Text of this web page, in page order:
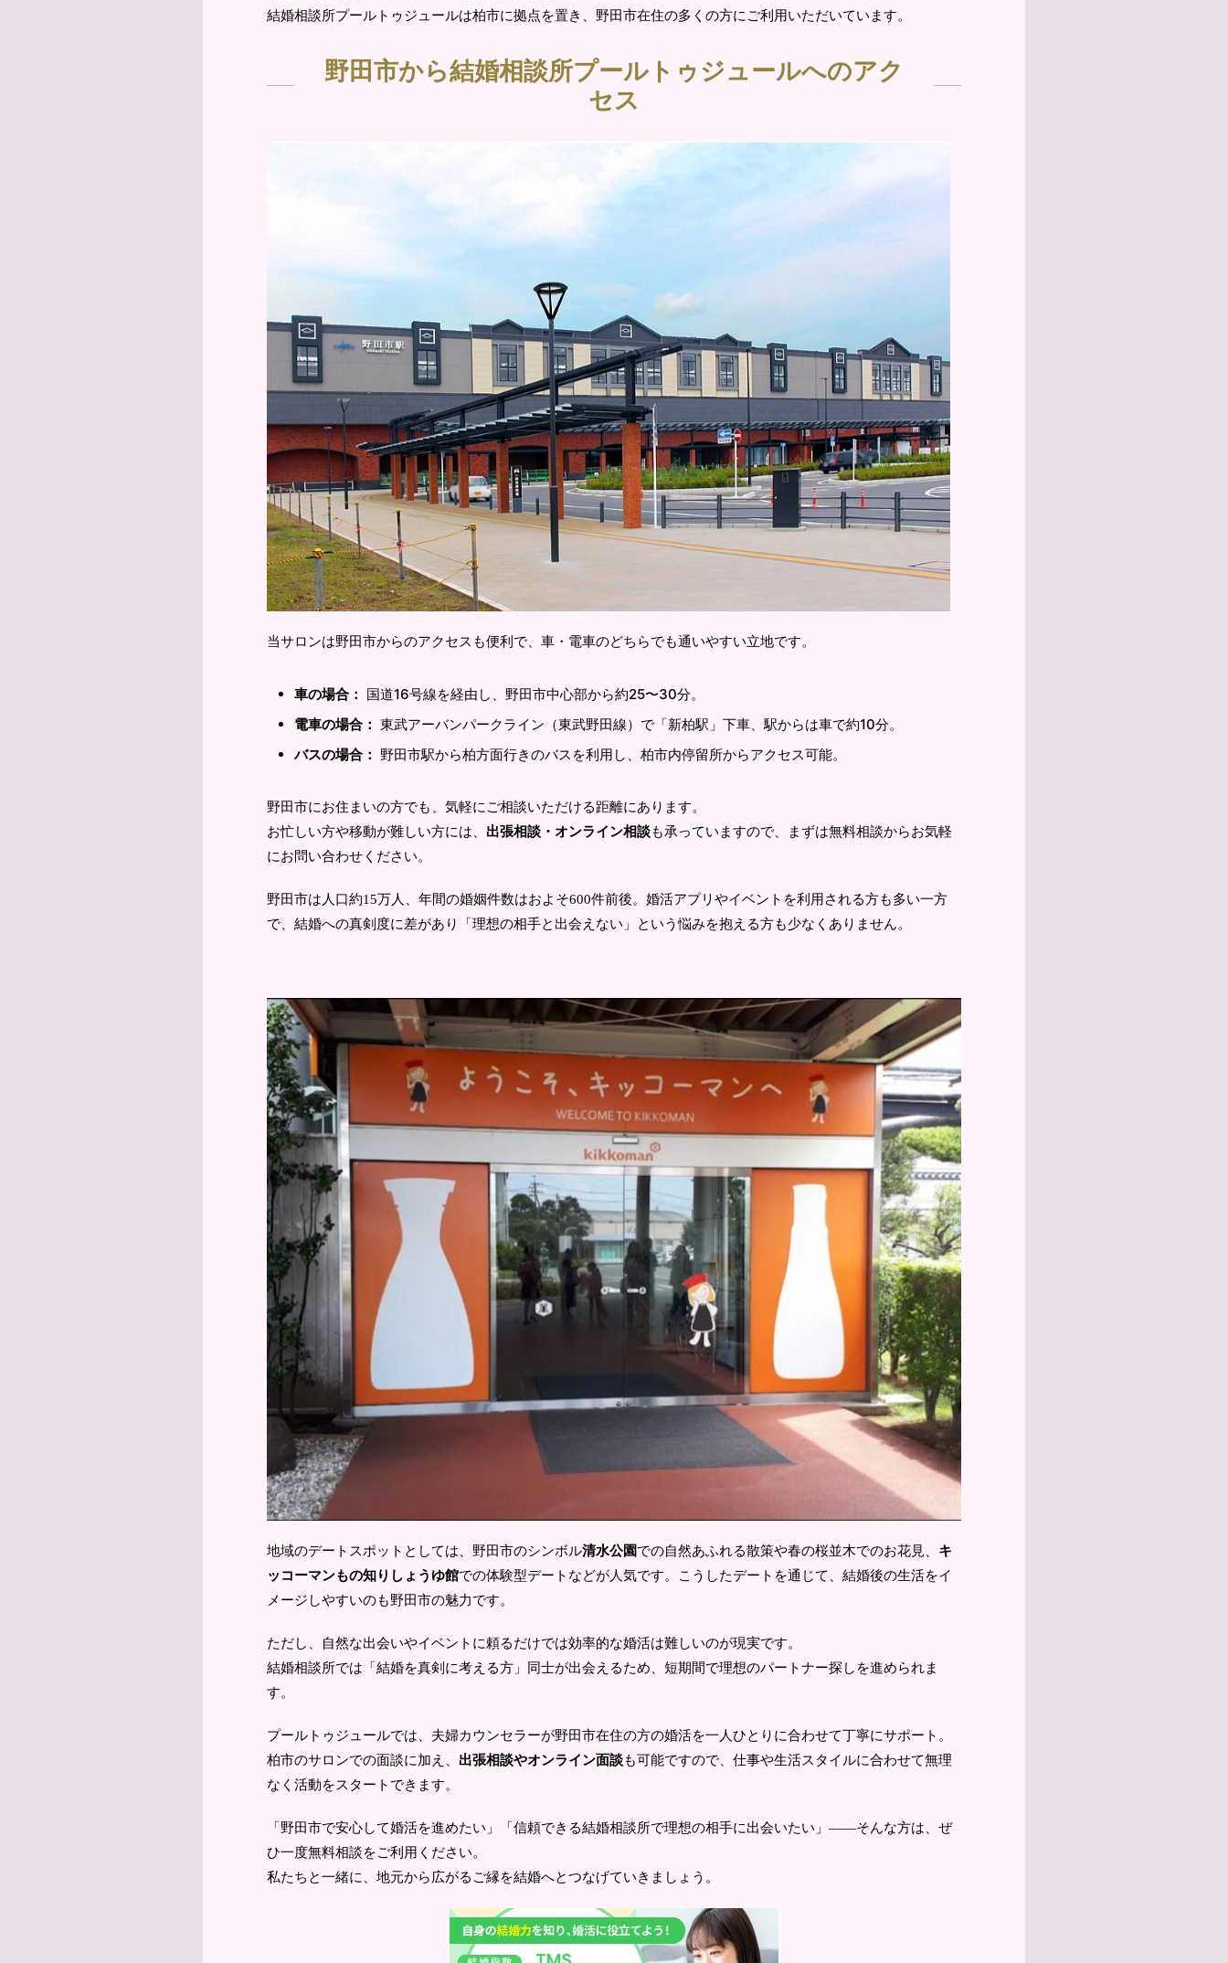
結婚相談所プールトゥジュールは柏市に拠点を置き、野田市在住の多くの方にご利用いただいています。
野田市から結婚相談所プールトゥジュールへのアク
セス
当サロンは野田市からのアクセスも便利で、車・電車のどちらでも通いやすい立地です。
車の場合： 国道16号線を経由し、野田市中心部から約25〜30分。
電車の場合： 東武アーバンパークライン（東武野田線）で「新柏駅」下車、駅からは車で約10分。
バスの場合： 野田市駅から柏方面行きのバスを利用し、柏市内停留所からアクセス可能。
野田市にお住まいの方でも、気軽にご相談いただける距離にあります。
お忙しい方や移動が難しい方には、 出張相談・オンライン相談も承っていますので、まずは無料相談からお気軽
にお問い合わせください。
野田市は人口約15万人、年間の婚姻件数はおよそ600件前後。婚活アプリやイベントを利用される方も多い一方
で、結婚への真剣度に差があり「理想の相手と出会えない」という悩みを抱える方も少なくありません。
地域のデートスポットとしては、野田市のシンボル清水公園での自然あふれる散策や春の桜並木でのお花見、 キ
ッコーマンもの知りしょうゆ館での体験型デートなどが人気です。こうしたデートを通じて、結婚後の生活をイ
メージしやすいのも野田市の魅力です。
ただし、自然な出会いやイベントに頼るだけでは効率的な婚活は難しいのが現実です。
結婚相談所では「結婚を真剣に考える方」同士が出会えるため、短期間で理想のパートナー探しを進められま
す。
プールトゥジュールでは、夫婦カウンセラーが野田市在住の方の婚活を一人ひとりに合わせて丁寧にサポート。
柏市のサロンでの面談に加え、 出張相談やオンライン面談も可能ですので、仕事や生活スタイルに合わせて無理
なく活動をスタートできます。
「野田市で安心して婚活を進めたい」「信頼できる結婚相談所で理想の相手に出会いたい」――そんな方は、ぜ
ひ一度無料相談をご利用ください。
私たちと一緒に、地元から広がるご縁を結婚へとつなげていきましょう。